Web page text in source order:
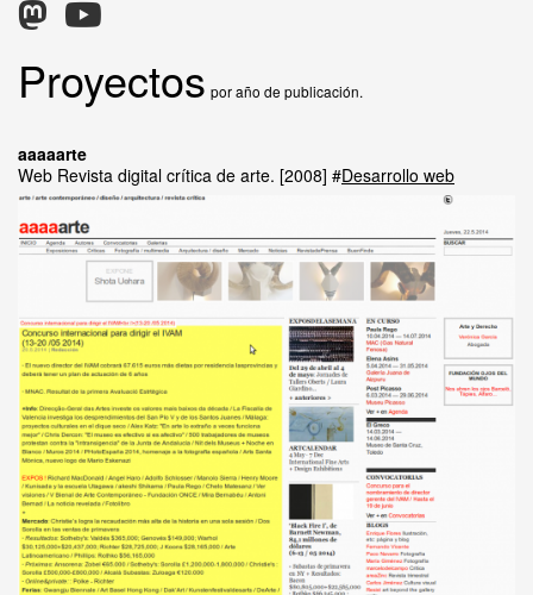
Proyectos por año de publicación.
aaaaarte
Web Revista digital crítica de arte. 2008 Desarrollo web